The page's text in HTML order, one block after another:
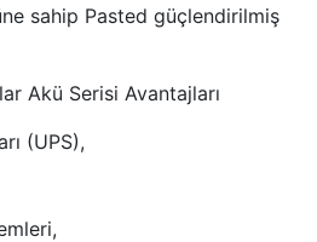
sahip Pasted güçlendirilmiş
Akü Serisi Avantajları
(UPS),